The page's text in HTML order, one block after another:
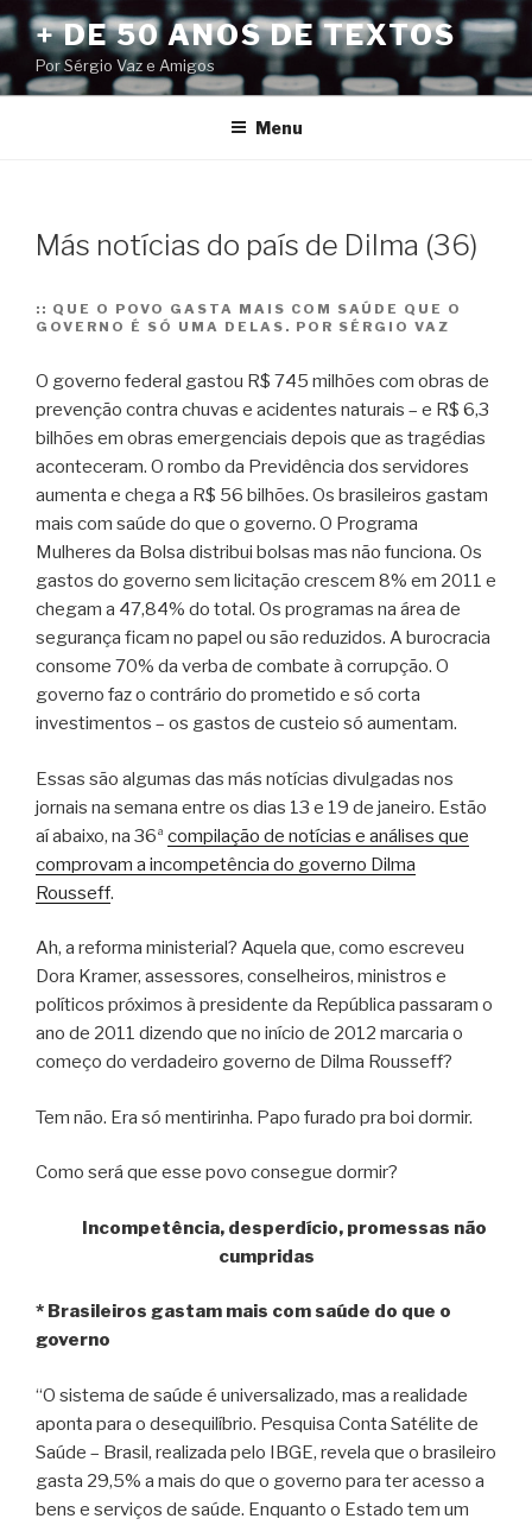
Pular
para
o
conteúdo
+ DE 50 ANOS DE TEXTOS
Por Sérgio Vaz e Amigos
Menu
Más notícias do país de Dilma (36)
:: QUE O POVO GASTA MAIS COM SAÚDE QUE O
GOVERNO É SÓ UMA DELAS. POR SÉRGIO VAZ
O governo federal gastou R$ 745 milhões com obras de
prevenção contra chuvas e acidentes naturais – e R$ 6,3
bilhões em obras emergenciais depois que as tragédias
aconteceram. O rombo da Previdência dos servidores
aumenta e chega a R$ 56 bilhões. Os brasileiros gastam
mais com saúde do que o governo. O Programa
Mulheres da Bolsa distribui bolsas mas não funciona. Os
gastos do governo sem licitação crescem 8% em 2011 e
chegam a 47,84% do total. Os programas na área de
segurança ficam no papel ou são reduzidos. A burocracia
consome 70% da verba de combate à corrupção. O
governo faz o contrário do prometido e só corta
investimentos – os gastos de custeio só aumentam.
Essas são algumas das más notícias divulgadas nos
jornais na semana entre os dias 13 e 19 de janeiro. Estão
aí abaixo, na 36ª compilação de notícias e análises que
comprovam a incompetência do governo Dilma
Rousseff.
Ah, a reforma ministerial? Aquela que, como escreveu
Dora Kramer, assessores, conselheiros, ministros e
políticos próximos à presidente da República passaram o
ano de 2011 dizendo que no início de 2012 marcaria o
começo do verdadeiro governo de Dilma Rousseff?
Tem não. Era só mentirinha. Papo furado pra boi dormir.
Como será que esse povo consegue dormir?
Incompetência, desperdício, promessas não
cumpridas
* Brasileiros gastam mais com saúde do que o
governo
“O sistema de saúde é universalizado, mas a realidade
aponta para o desequilíbrio. Pesquisa Conta Satélite de
Saúde – Brasil, realizada pelo IBGE, revela que o brasileiro
gasta 29,5% a mais do que o governo para ter acesso a
bens e serviços de saúde. Enquanto o Estado tem um